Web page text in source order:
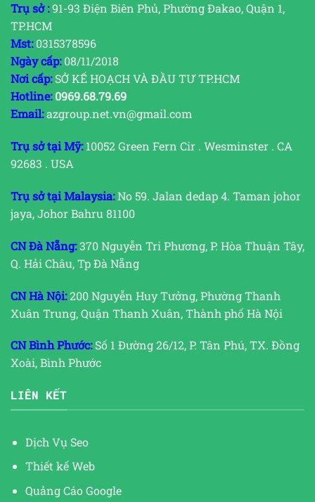
Trụ sở :91-93 Điện Biên Phủ, Phường Đakao, Quận 1,
TP.HCM
Mst:0315378596
Ngày cấp:08/11/2018
Nơi cấp:SỞ KẾ HOẠCH VÀ ĐẦU TƯ TP.HCM
Hotline: 0969.68.79.69
Email:azgroup.net.vn@gmail.com
Trụ sở tại Mỹ:10052 Green Fern Cir . Wesminster . CA
92683 . USA
Trụ sở tại Malaysia:No 59. Jalan dedap 4. Taman johor
jaya, Johor Bahru 81100
CN Đà Nẵng:370 Nguyễn Tri Phương, P. Hòa Thuận Tây,
Q. Hải Châu, Tp Đà Nẵng
CN Hà Nội:200 Nguyễn Huy Tưởng, Phường Thanh
Xuân Trung, Quận Thanh Xuân, Thành phố Hà Nội
CN Bình Phước:Số 1 Đường 26/12, P. Tân Phú, TX. Đồng
Xoài, Bình Phước
LIÊN KẾT
Dịch Vụ Seo
Thiết kế Web
Quảng Cáo Google